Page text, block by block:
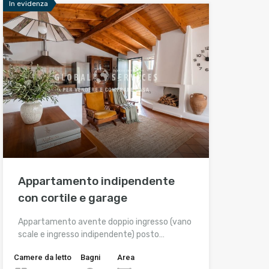
In evidenza
Appartamento indipendente
con cortile e garage
Appartamento avente doppio ingresso (vano
scale e ingresso indipendente) posto…
Camere da letto Bagni Area